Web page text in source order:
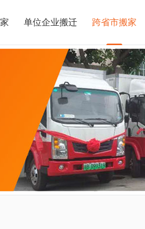
单位企业搬迁 跨省市搬家